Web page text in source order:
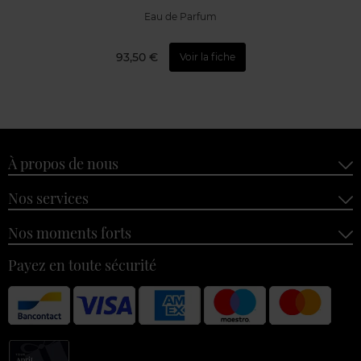
Eau de Parfum
93,50 € Voir la fiche
À propos de nous
Nos services
Nos moments forts
Payez en toute sécurité